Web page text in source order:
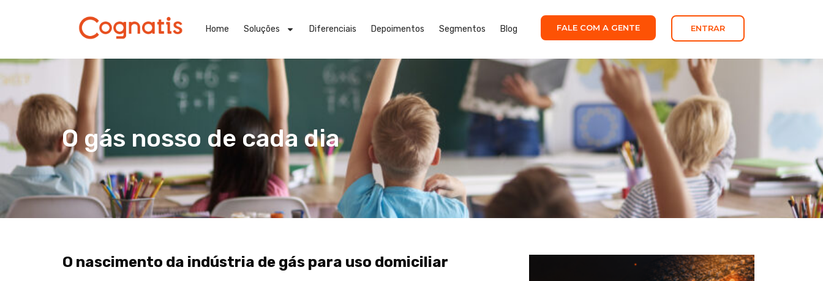
Home Soluções Diferenciais Depoimentos Segmentos Blog FALE COM A GENTE ENTRAR
O gás nosso de cada dia
O nascimento da indústria de gás para uso domiciliar